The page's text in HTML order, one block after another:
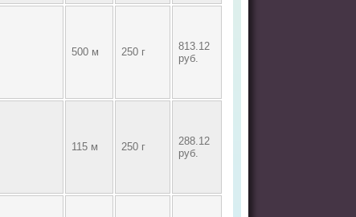
500 м 250 г
813.12
руб.
115 м 250 г
288.12
руб.